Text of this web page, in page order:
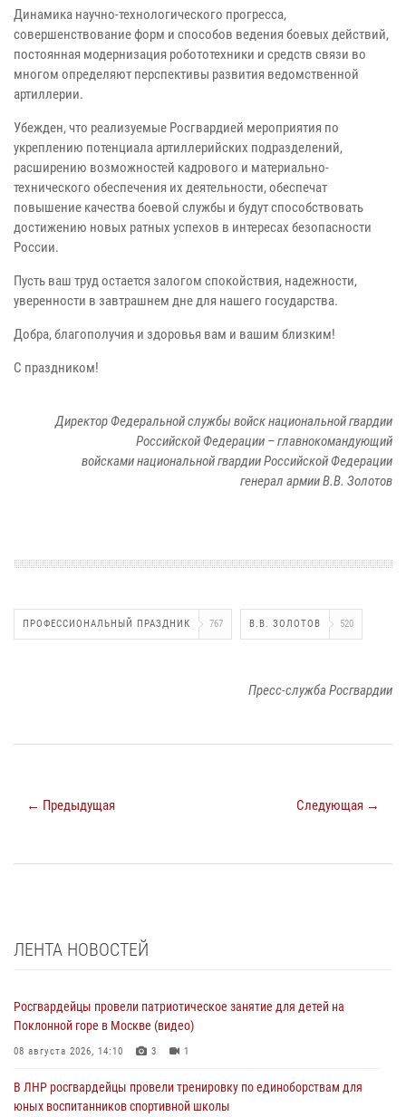
Динамика научно-технологического прогресса,
совершенствование форм и способов ведения боевых действий,
постоянная модернизация робототехники и средств связи во
многом определяют перспективы развития ведомственной
артиллерии.
Убежден, что реализуемые Росгвардией мероприятия по
укреплению потенциала артиллерийских подразделений,
расширению возможностей кадрового и материально-
технического обеспечения их деятельности, обеспечат
повышение качества боевой службы и будут способствовать
достижению новых ратных успехов в интересах безопасности
России.
Пусть ваш труд остается залогом спокойствия, надежности,
уверенности в завтрашнем дне для нашего государства.
Добра, благополучия и здоровья вам и вашим близким!
С праздником!
Директор Федеральной службы войск национальной гвардии
Российской Федерации – главнокомандующий
войсками национальной гвардии Российской Федерации
генерал армии В.В. Золотов
ПРОФЕССИОНАЛЬНЫЙ ПРАЗДНИК 767 В.В. ЗОЛОТОВ 520
Пресс-служба Росгвардии
← Предыдущая Следующая →
ЛЕНТА НОВОСТЕЙ
Росгвардейцы провели патриотическое занятие для детей на
Поклонной горе в Москве (видео)
08 августа 2026, 14:10 3 1
В ЛНР росгвардейцы провели тренировку по единоборствам для
юных воспитанников спортивной школы